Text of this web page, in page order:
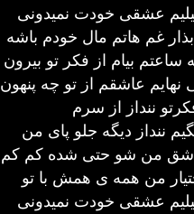
عشقی خودت نمیدونی
غم هاتم مال خودم باشه
بیام از فکر تو بیرون
عاشقم از تو چه پنهون
ننداز از سرم
ننداز دیگه جلو پای من
من شو حتی شده کم کم
من همه ی همش با تو
عشقی خودت نمیدونی